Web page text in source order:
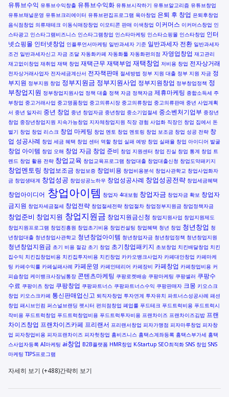
유튜브수익 유튜브수익창출 유튜브수익화 유튜브시작하기 유튜브알고리즘 유튜브창업
유튜브채널운영 유튜브크리에이터 유튜브편집프로그램 육아창업 은퇴 후 창업 은퇴후창업
음식점창업 의류재테크 이동식매장창업 이모티콘 판매 이색창업 이커머스 이커머스창업 인
스타광고 인스타그램비즈니스 인스타그램창업 인스타마케팅 인스타쇼핑몰 인스타창업 인터
넷쇼핑몰 인터넷창업 인플루언서마케팅 일반과세자 기준 일반과세자 전환 일반과세자
조건 일반과세자신고 자금 조달 자동화카페 자동화툴 자동화편의점 자영업창업 재고관리
재고없이창업 재취업 재택 창업 재택근무 재택부업 재택창업 저비용 창업 전자상거래
전자상거래사업자 전자세금계산서 전자책판매 절세방법 정부 지원 대출 정부 지원 자금 정
부지원 정부지원 창업 정부지원금 정부지원사업 정부지원창업 정부창업정책 정
부창업지원 정부창업지원사업 정책 대출 정책 자금 정책자금 제휴마케팅 종합소득세 주
부창업 중고거래사업 중고명품창업 중고의류시장 중고의류창업 중고의류판매 중년 사업계획
서 중년 일자리 중년 창업 중년 창업자금 중년창업 중소기업절세 중소벤처기업부 중장년
창업 중장년창업지원 지속가능창업 지자체창업지원 직장 경험 사업화 직장인 창업 집에서 돈
벌기 창업 창업 리스크 창업 마케팅 창업 멘토 창업 멘토링 창업 보조금 창업 성공 전략 창
업 성공사례 창업 세금 혜택 창업 센터 역할 창업 실패 예방 창업 실패율 창업 아이디어 발굴
창업 아이템 창업 오해 창업 자금 창업 준비 창업 지원센터 창업 진실 창업 통계 창업 트
렌드 창업 활용 전략 창업교육 창업교육프로그램 창업대출 창업대출신청 창업도약패키지
창업멘토링 창업보조금 창업보증 창업비용 창업비용분석 창업사관학교 창업사업화자
금 창업생태계 창업성공 창업성공노하우 창업성공사례 창업성공전략 창업세금혜택
창업아이디어 창업아이템 창업자 4대보험 창업자금 창업자금 확보 창업자
금지원 창업자세금절세 창업전략 창업절세전략 창업절차 창업정부지원금 창업정책자금
창업준비 창업지원 창업지원금 창업지원금신청 창업지원사업 창업지원제도
창업지원프로그램 창업진흥원 창업초기비용 창업컨설팅 창업혜택 청년 창업 청년창업 청
년창업대출 청년창업사관학교 청년창업아이템 청년창업자금 청년창업정책 청년창업지원
청년창업지원금 초기 비용 절감 초기 창업 초기창업패키지 초보창업 치킨배달창업 치킨
집수익 치킨집창업비용 치킨집투자비용 치킨창업 카카오뱅크사업자 카페대안창업 카페마케
팅 카페수익률 카페실패사례 카페운영 카페인테리어 카페장비 카페창업 카페창업비용 커
피숍창업 케이뱅크사장님통장 콘텐츠마케팅 쿠팡로켓배송 쿠팡마케팅 쿠팡셀러 쿠팡수
수료 쿠팡이츠 창업 쿠팡창업 쿠팡파트너스 쿠팡파트너스수익 쿠팡판매자 크몽 키오스크
창업 키오스크카페 통신판매업신고 퇴직자창업 투자연계 투자유치 파트너스성공사례 패션
창업 패시브인컴 퍼스널브랜딩 펫시터 편의점창업 폐업률 푸드테크 푸드트럭비용 푸드트럭시
작비용 푸드트럭창업 푸드트럭창업비용 푸드트럭투자비용 프랜차이즈 프랜차이즈김밥 프랜
차이즈창업 프랜차이즈카페 프리랜서 프리랜서창업 피자가맹점 피자마루창업 피자창
업 피자창업비용 피자프랜차이즈 피자헛창업 홈비즈니스 홈택스계좌등록 홈택스부가세 홈택
스사업자등록 AI마케팅 ai창업 B2B플랫폼 HMR창업 K-Startup SEO최적화 SNS 창업 SNS
마케팅 TIPS프로그램
자세히 보기 (+488)간략히 보기